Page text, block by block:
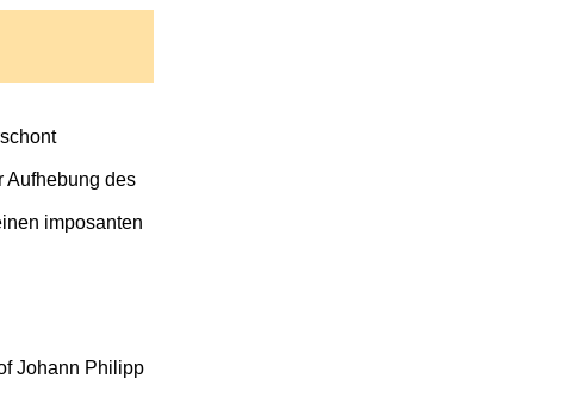
Aufhebung des
imposanten
Johann Philipp